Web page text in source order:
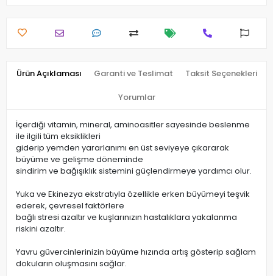
Ürün Açıklaması Garanti ve Teslimat Taksit Seçenekleri
Yorumlar
İçerdiği vitamin, mineral, aminoasitler sayesinde beslenme
ile ilgili tüm eksiklikleri
giderip yemden yararlanımı en üst seviyeye çıkararak
büyüme ve gelişme döneminde
sindirim ve bağışıklık sistemini güçlendirmeye yardımcı olur.
Yuka ve Ekinezya ekstratıyla özellikle erken büyümeyi teşvik
ederek, çevresel faktörlere
bağlı stresi azaltır ve kuşlarınızın hastalıklara yakalanma
riskini azaltır.
Yavru güvercinlerinizin büyüme hızında artış gösterip sağlam
dokuların oluşmasını sağlar.